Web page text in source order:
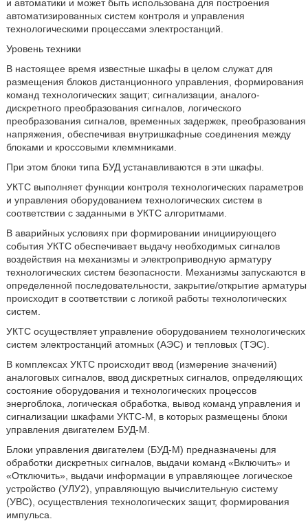
и автоматики и может быть использована для построения
автоматизированных систем контроля и управления
технологическими процессами электростанций.
Уровень техники
В настоящее время известные шкафы в целом служат для
размещения блоков дистанционного управления, формирования
команд технологических защит; сигнализации, аналого-
дискретного преобразования сигналов, логического
преобразования сигналов, временных задержек, преобразования
напряжения, обеспечивая внутришкафные соединения между
блоками и кроссовыми клеммниками.
При этом блоки типа БУД устанавливаются в эти шкафы.
УКТС выполняет функции контроля технологических параметров
и управления оборудованием технологических систем в
соответствии с заданными в УКТС алгоритмами.
В аварийных условиях при формировании инициирующего
события УКТС обеспечивает выдачу необходимых сигналов
воздействия на механизмы и электроприводную арматуру
технологических систем безопасности. Механизмы запускаются в
определенной последовательности, закрытие/открытие арматуры
происходит в соответствии с логикой работы технологических
систем.
УКТС осуществляет управление оборудованием технологических
систем электростанций атомных (АЭС) и тепловых (ТЭС).
В комплексах УКТС происходит ввод (измерение значений)
аналоговых сигналов, ввод дискретных сигналов, определяющих
состояние оборудования и технологических процессов
энергоблока, логическая обработка, вывод команд управления и
сигнализации шкафами УКТС-М, в которых размещены блоки
управления двигателем БУД-М.
Блоки управления двигателем (БУД-М) предназначены для
обработки дискретных сигналов, выдачи команд «Включить» и
«Отключить», выдачи информации в управляющее логическое
устройство (УЛУ2), управляющую вычислительную систему
(УВС), осуществления технологических защит, формирования
импульса.